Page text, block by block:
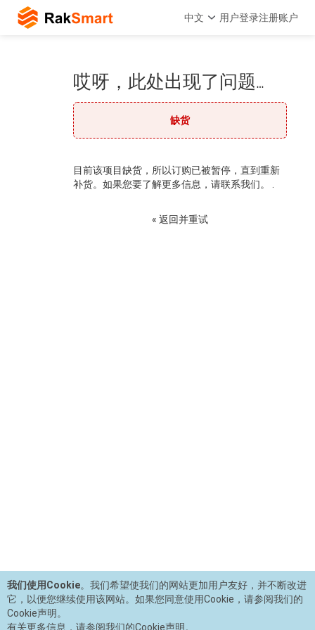
中文 用户登录注册账户
哎呀，此处出现了问题…
缺货
目前该项目缺货，所以订购已被暂停，直到重新
补货。如果您要了解更多信息，请联系我们。 .
« 返回并重试
我们使用Cookie。我们希望使我们的网站更加用户友好，并不断改进
它，以便您继续使用该网站。如果您同意使用Cookie，请参阅我们的
Cookie声明。
有关更多信息，请参阅我们的Cookie声明。